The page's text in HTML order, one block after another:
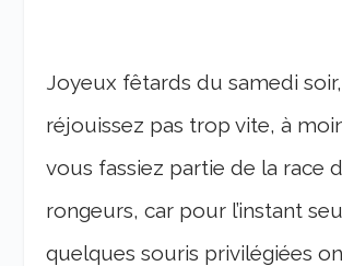
Joyeux fêtards du samedi
réjouissez pas trop vite, à
vous fassiez partie de la race
rongeurs, car pour l’instant
quelques souris privilégiées